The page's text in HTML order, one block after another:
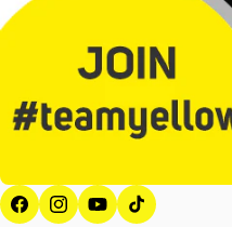
FacebookInstagram
YouTubeTik Tok